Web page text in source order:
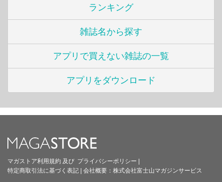
ランキング
雑誌名から探す
アプリで買えない雑誌の一覧
アプリをダウンロード
マガストア利用規約 及び プライバシーポリシー |
特定商取引法に基づく表記 | 会社概要： 株式会社富士山マガジンサービス